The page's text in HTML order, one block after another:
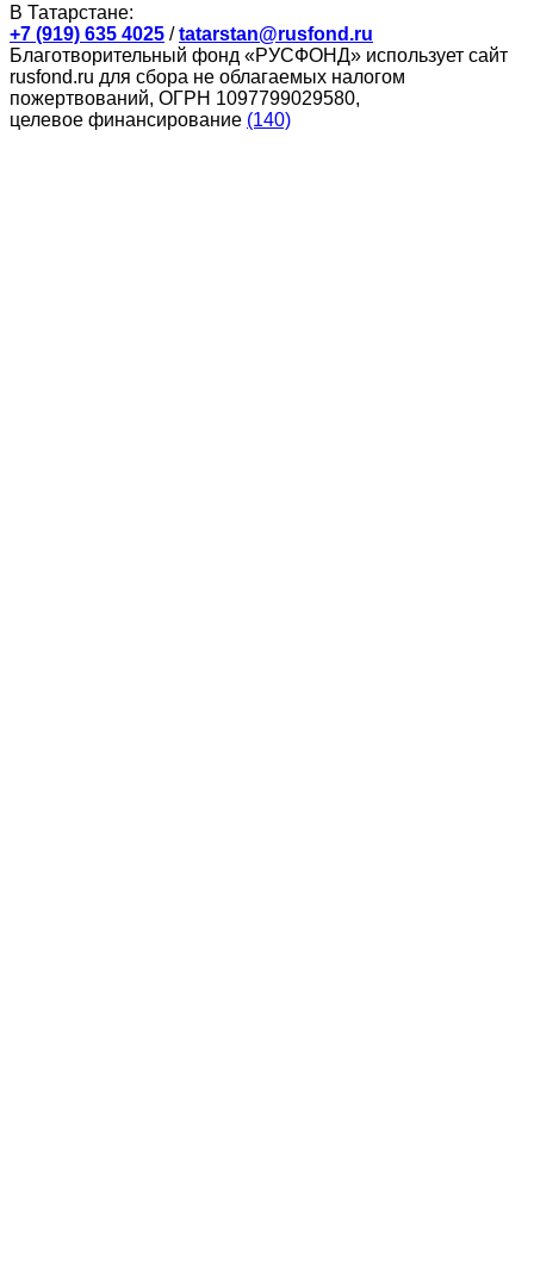
В Татарстане:
+7 (919) 635 4025 /tatarstan@rusfond.ru
Благотворительный фонд «РУСФОНД» использует сайт
rusfond.ru для сбора не облагаемых налогом
пожертвований, ОГРН 1097799029580,
целевое финансирование (140)